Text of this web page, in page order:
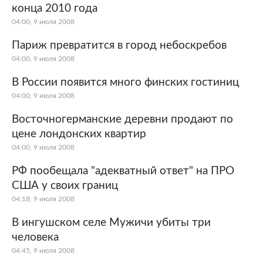
конца 2010 года
04:00, 9 июля 2008
Париж превратится в город небоскребов
04:00, 9 июля 2008
В России появится много финских гостиниц
04:00, 9 июля 2008
Восточногерманские деревни продают по
цене лондонских квартир
04:00, 9 июля 2008
РФ пообещала "адекватный ответ" на ПРО
США у своих границ
04:18, 9 июля 2008
В ингушском селе Мужичи убиты три
человека
04:45, 9 июля 2008